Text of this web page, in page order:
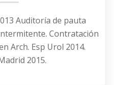
Auditoría de pauta
Contratación
Arch. Esp Urol 2014.
2015.